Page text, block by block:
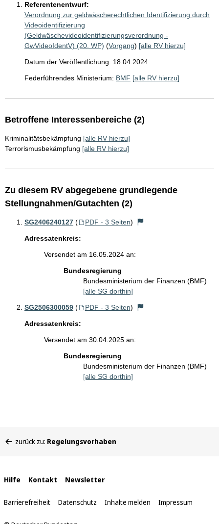
Referentenentwurf:
Verordnung zur geldwäscherechtlichen Identifizierung durch
Videoidentifizierung
(Geldwäschevideoidentifizierungsverordnung -
GwVideoIdentV) (20. WP) (Vorgang) [alle RV hierzu]
Datum der Veröffentlichung: 18.04.2024
Federführendes Ministerium: BMF [alle RV hierzu]
Betroffene Interessenbereiche (2)
Kriminalitätsbekämpfung [alle RV hierzu]
Terrorismusbekämpfung [alle RV hierzu]
Zu diesem RV abgegebene grundlegende
Stellungnahmen/Gutachten (2)
SG2406240127 ( PDF - 3 Seiten)
Adressatenkreis:
Versendet am 16.05.2024 an:
Bundesregierung
Bundesministerium der Finanzen (BMF)
[alle SG dorthin]
SG2506300059 ( PDF - 3 Seiten)
Adressatenkreis:
Versendet am 30.04.2025 an:
Bundesregierung
Bundesministerium der Finanzen (BMF)
[alle SG dorthin]
befinden
zurück zu: Regelungsvorhaben
Interne
Links
Hilfe Kontakt Newsletter
Barrierefreiheit Datenschutz Inhalte melden Impressum